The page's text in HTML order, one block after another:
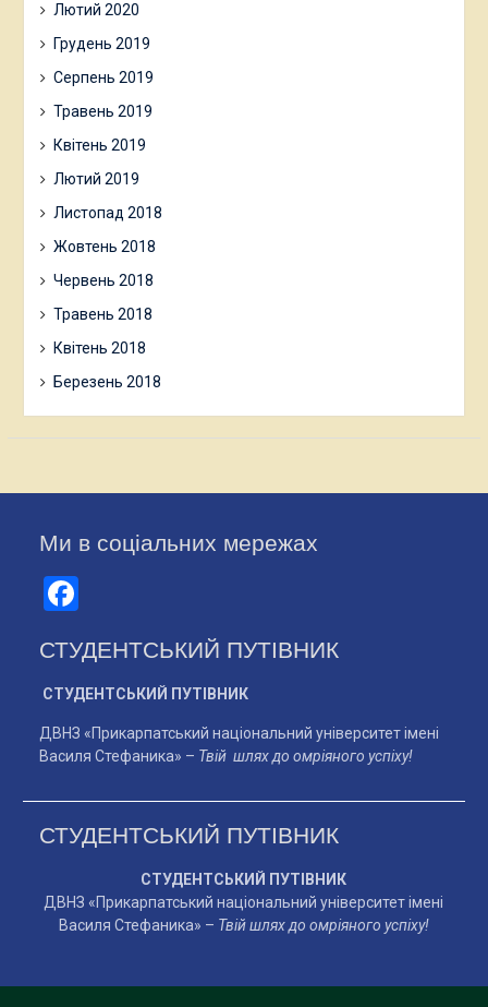
Лютий 2020
Грудень 2019
Серпень 2019
Травень 2019
Квітень 2019
Лютий 2019
Листопад 2018
Жовтень 2018
Червень 2018
Травень 2018
Квітень 2018
Березень 2018
Ми в соціальних мережах
СТУДЕНТСЬКИЙ ПУТІВНИК
СТУДЕНТСЬКИЙ ПУТІВНИК
ДВНЗ «Прикарпатський національний університет імені
Василя Стефаника» – Твій шлях до омріяного успіху!
СТУДЕНТСЬКИЙ ПУТІВНИК
СТУДЕНТСЬКИЙ ПУТІВНИК
ДВНЗ «Прикарпатський національний університет імені
Василя Стефаника» – Твій шлях до омріяного успіху!